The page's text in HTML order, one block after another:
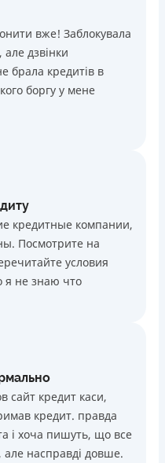
вже! Заблокувала
дзвінки
брала кредитів в
боргу у мене
кредитные компании,
Посмотрите на
условия
я не знаю что
сайт кредит каси,
кредит. правда
і хоча пишуть, що все
насправді довше.